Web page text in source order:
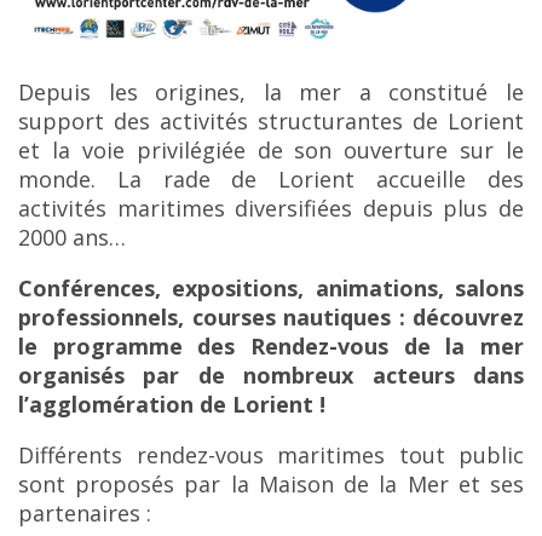
Depuis les origines, la mer a constitué le
support des activités structurantes de Lorient
et la voie privilégiée de son ouverture sur le
monde. La rade de Lorient accueille des
activités maritimes diversifiées depuis plus de
2000 ans…
Conférences, expositions, animations, salons
professionnels, courses nautiques : découvrez
le programme des Rendez-vous de la mer
organisés par de nombreux acteurs dans
l’agglomération de Lorient !
Différents rendez-vous maritimes tout public
sont proposés par la Maison de la Mer et ses
partenaires :